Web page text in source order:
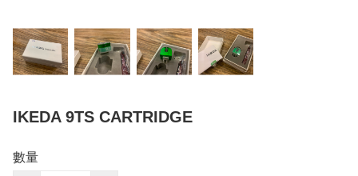
IKEDA 9TS CARTRIDGE
數量